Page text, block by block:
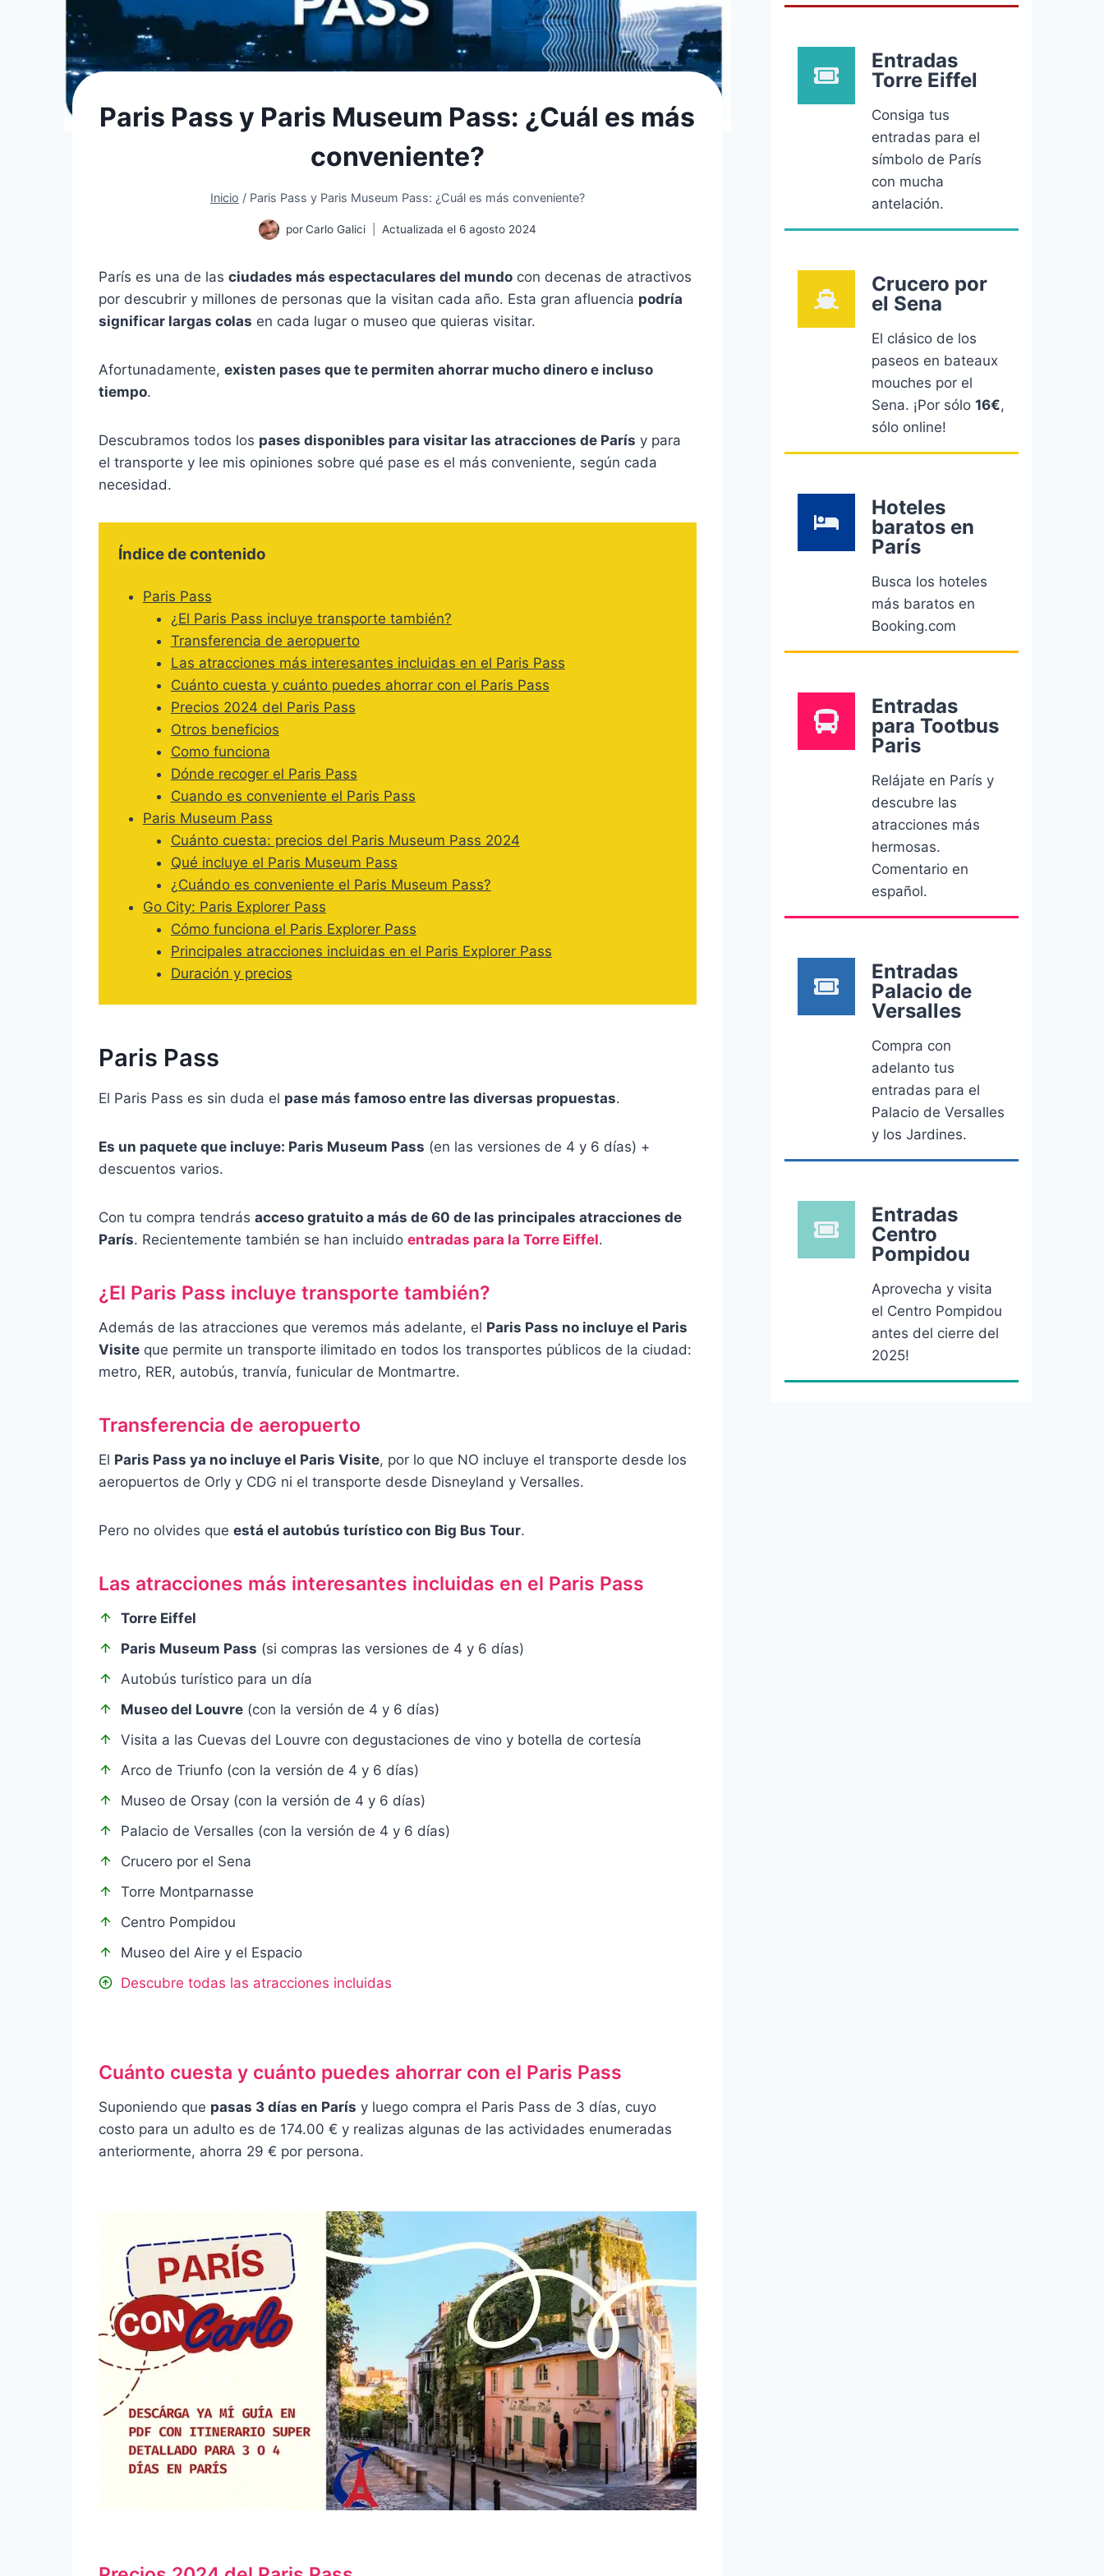
Paris Pass y Paris Museum Pass: ¿Cuál es más
conveniente?
Inicio / Paris Pass y Paris Museum Pass: ¿Cuál es más conveniente?
por Carlo Galici Actualizada el 6 agosto 2024
París es una de las ciudades más espectaculares del mundo con decenas de atractivos
por descubrir y millones de personas que la visitan cada año. Esta gran afluencia podría
significar largas colas en cada lugar o museo que quieras visitar.
Afortunadamente, existen pases que te permiten ahorrar mucho dinero e incluso
tiempo.
Descubramos todos los pases disponibles para visitar las atracciones de París y para
el transporte y lee mis opiniones sobre qué pase es el más conveniente, según cada
necesidad.
Índice de contenido
Paris Pass
¿El Paris Pass incluye transporte también?
Transferencia de aeropuerto
Las atracciones más interesantes incluidas en el Paris Pass
Cuánto cuesta y cuánto puedes ahorrar con el Paris Pass
Precios 2024 del Paris Pass
Otros beneficios
Como funciona
Dónde recoger el Paris Pass
Cuando es conveniente el Paris Pass
Paris Museum Pass
Cuánto cuesta: precios del Paris Museum Pass 2024
Qué incluye el Paris Museum Pass
¿Cuándo es conveniente el Paris Museum Pass?
Go City: Paris Explorer Pass
Cómo funciona el Paris Explorer Pass
Principales atracciones incluidas en el Paris Explorer Pass
Duración y precios
Paris Pass
El Paris Pass es sin duda el pase más famoso entre las diversas propuestas.
Es un paquete que incluye: Paris Museum Pass (en las versiones de 4 y 6 días) +
descuentos varios.
Con tu compra tendrás acceso gratuito a más de 60 de las principales atracciones de
París. Recientemente también se han incluido entradas para la Torre Eiffel.
¿El Paris Pass incluye transporte también?
Además de las atracciones que veremos más adelante, el Paris Pass no incluye el Paris
Visite que permite un transporte ilimitado en todos los transportes públicos de la ciudad:
metro, RER, autobús, tranvía, funicular de Montmartre.
Transferencia de aeropuerto
El Paris Pass ya no incluye el Paris Visite, por lo que NO incluye el transporte desde los
aeropuertos de Orly y CDG ni el transporte desde Disneyland y Versalles.
Pero no olvides que está el autobús turístico con Big Bus Tour.
Las atracciones más interesantes incluidas en el Paris Pass
Torre Eiffel
Paris Museum Pass (si compras las versiones de 4 y 6 días)
Autobús turístico para un día
Museo del Louvre (con la versión de 4 y 6 días)
Visita a las Cuevas del Louvre con degustaciones de vino y botella de cortesía
Arco de Triunfo (con la versión de 4 y 6 días)
Museo de Orsay (con la versión de 4 y 6 días)
Palacio de Versalles (con la versión de 4 y 6 días)
Crucero por el Sena
Torre Montparnasse
Centro Pompidou
Museo del Aire y el Espacio
Descubre todas las atracciones incluidas
Cuánto cuesta y cuánto puedes ahorrar con el Paris Pass
Suponiendo que pasas 3 días en París y luego compra el Paris Pass de 3 días, cuyo
costo para un adulto es de 174.00 € y realizas algunas de las actividades enumeradas
anteriormente, ahorra 29 € por persona.
Entradas
Torre Eiffel
Consiga tus
entradas para el
símbolo de París
con mucha
antelación.
Crucero por
el Sena
El clásico de los
paseos en bateaux
mouches por el
Sena. ¡Por sólo16€,
sólo online!
Hoteles
baratos en
París
Busca los hoteles
más baratos en
Booking.com
Entradas
para Tootbus
Paris
Relájate en París y
descubre las
atracciones más
hermosas.
Comentario en
español.
Entradas
Palacio de
Versalles
Compra con
adelanto tus
entradas para el
Palacio de Versalles
y los Jardines.
Entradas
Centro
Pompidou
Aprovecha y visita
el Centro Pompidou
antes del cierre del
2025!